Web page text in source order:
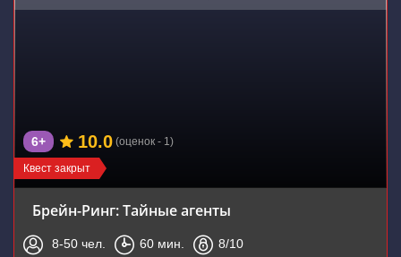
Квест закрыт
6+ 10.0 (оценок - 1)
Брейн-Ринг: Тайные агенты
8-50 чел. 60 мин. 8/10